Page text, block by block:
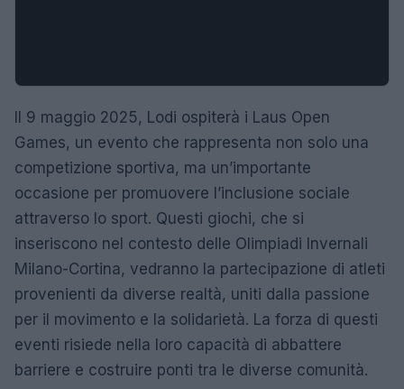
Il 9 maggio 2025, Lodi ospiterà i Laus Open
Games, un evento che rappresenta non solo una
competizione sportiva, ma un’importante
occasione per promuovere l’inclusione sociale
attraverso lo sport. Questi giochi, che si
inseriscono nel contesto delle Olimpiadi Invernali
Milano-Cortina, vedranno la partecipazione di atleti
provenienti da diverse realtà, uniti dalla passione
per il movimento e la solidarietà. La forza di questi
eventi risiede nella loro capacità di abbattere
barriere e costruire ponti tra le diverse comunità.